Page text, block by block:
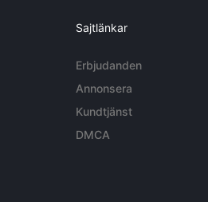
Sajtlänkar
Erbjudanden
Annonsera
Kundtjänst
DMCA